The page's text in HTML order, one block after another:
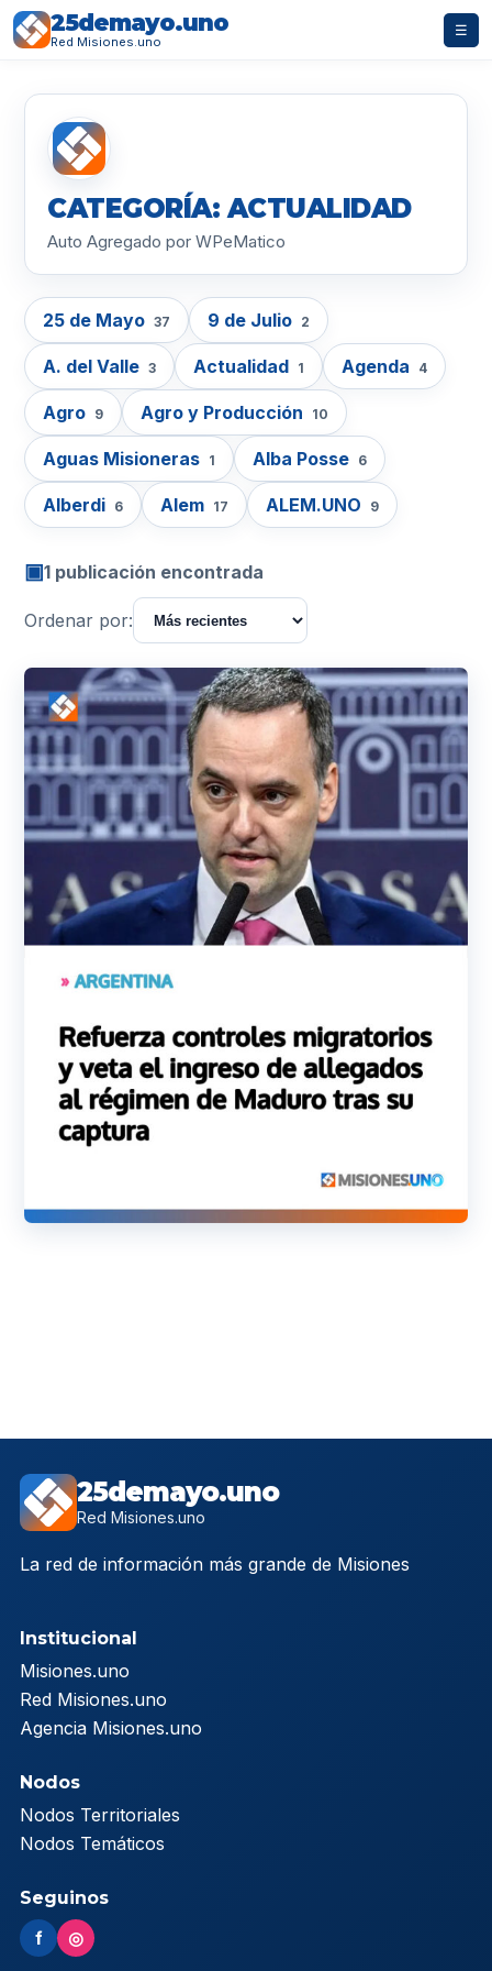
25demayo.uno
Red Misiones.uno
☰
CATEGORÍA: ACTUALIDAD
Auto Agregado por WPeMatico
25 de Mayo 37 9 de Julio 2
A. del Valle 3 Actualidad 1 Agenda 4
Agro 9 Agro y Producción 10
Aguas Misioneras 1 Alba Posse 6
Alberdi 6 Alem 17 ALEM.UNO 9
▣1 publicación encontrada
Ordenar por:
25demayo.uno
Red Misiones.uno
La red de información más grande de Misiones
Institucional
Misiones.uno
Red Misiones.uno
Agencia Misiones.uno
Nodos
Nodos Territoriales
Nodos Temáticos
Seguinos
f ◎